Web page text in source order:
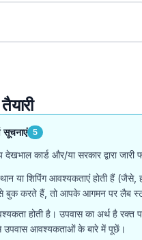
5
देखभाल कार्ड और/या सरकार द्वारा
या शिपिंग आवश्यकताएं होती हैं
बुक करते हैं, तो आपके आगमन पर लैब
होती है। उपवास का अर्थ है
उपवास आवश्यकताओं के बारे में पूछें।